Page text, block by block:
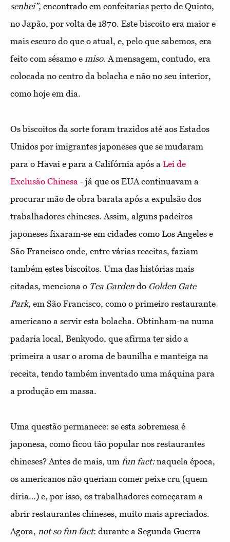
senbei”, encontrado em confeitarias perto de Quioto,
no Japão, por volta de 1870. Este biscoito era maior e
mais escuro do que o atual, e, pelo que sabemos, era
feito com sésamo e miso. A mensagem, contudo, era
colocada no centro da bolacha e não no seu interior,
como hoje em dia.
Os biscoitos da sorte foram trazidos até aos Estados
Unidos por imigrantes japoneses que se mudaram
para o Havai e para a Califórnia após a Lei de
Exclusão Chinesa - já que os EUA continuavam a
procurar mão de obra barata após a expulsão dos
trabalhadores chineses. Assim, alguns padeiros
japoneses fixaram-se em cidades como Los Angeles e
São Francisco onde, entre várias receitas, faziam
também estes biscoitos. Uma das histórias mais
citadas, menciona o Tea Garden do Golden Gate
Park, em São Francisco, como o primeiro restaurante
americano a servir esta bolacha. Obtinham-na numa
padaria local, Benkyodo, que afirma ter sido a
primeira a usar o aroma de baunilha e manteiga na
receita, tendo também inventado uma máquina para
a produção em massa.
Uma questão permanece: se esta sobremesa é
japonesa, como ficou tão popular nos restaurantes
chineses? Antes de mais, um fun fact:naquela época,
os americanos não queriam comer peixe cru (quem
diria…) e, por isso, os trabalhadores começaram a
abrir restaurantes chineses, muito mais apreciados.
Agora, not so fun fact: durante a Segunda Guerra